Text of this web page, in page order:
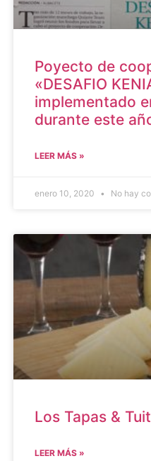
Poyecto de
«DESAFIO
implementado
durante este
LEER MÁS »
enero 10, 2020 No hay
Los Tapas &
LEER MÁS »